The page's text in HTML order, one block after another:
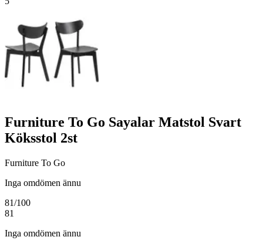
Furniture To Go Sayalar Matstol Svart
Köksstol 2st
Furniture To Go
Inga omdömen ännu
81/100
81
Inga omdömen ännu